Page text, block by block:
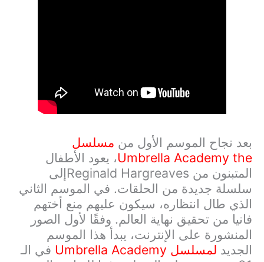
بعد نجاح الموسم الأول منمسلسل
the
Umbrella Academy، يعود الأطفال
المتبنون منReginald Hargreavesإلى
سلسلة جديدة من الحلقات. في الموسم الثاني
الذي طال انتظاره، سيكون عليهم منع أختهم
فانيا من تحقيق نهاية العالم. وفقًا لأول الصور
المنشورة على الإنترنت، يبدأ هذا الموسم
الجديدلمسلسلUmbrella Academy في الـ